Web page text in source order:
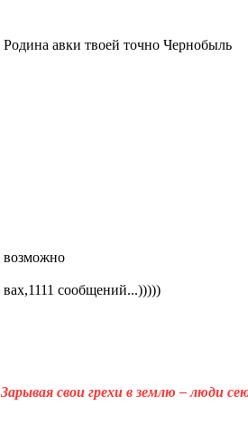
Родина авки твоей точно Чернобыль
возможно
вах,1111 сообщений...)))))
Зарывая свои грехи в землю – люди